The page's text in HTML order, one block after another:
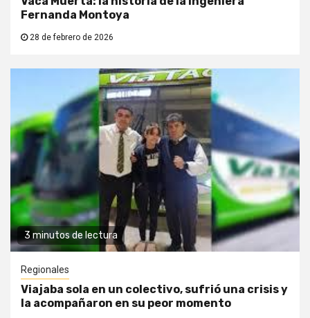
Fernanda Montoya
28 de febrero de 2026
3 minutos de lectura
Regionales
Viajaba sola en un colectivo, sufrió una crisis y
la acompañaron en su peor momento